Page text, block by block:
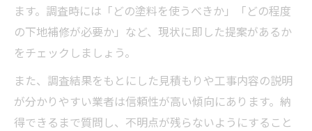
ます。調査時には「どの塗料を使うべきか」「どの程度
の下地補修が必要か」など、現状に即した提案があるか
をチェックしましょう。
また、調査結果をもとにした見積もりや工事内容の説明
が分かりやすい業者は信頼性が高い傾向にあります。納
得できるまで質問し、不明点が残らないようにすること